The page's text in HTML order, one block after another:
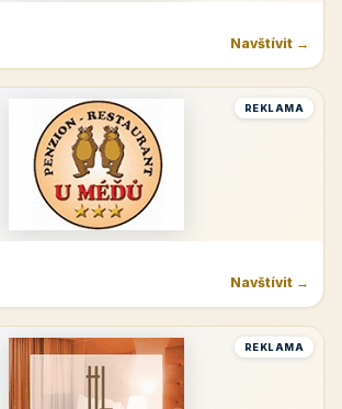
Navštívit →
REKLAMA
Navštívit →
REKLAMA